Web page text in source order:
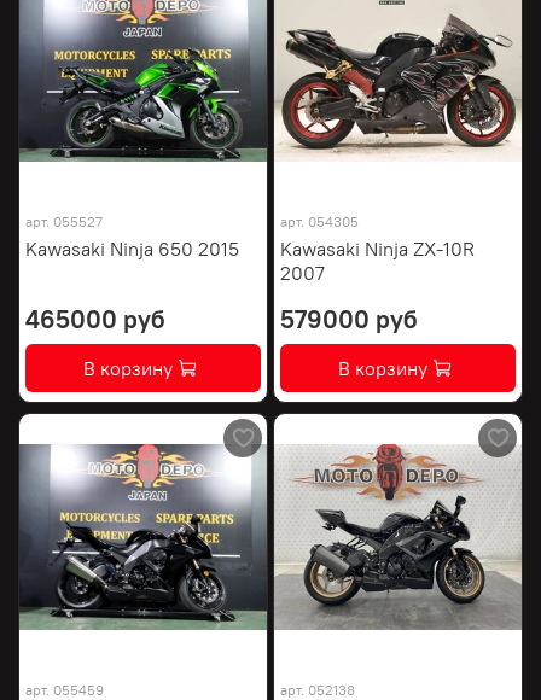
арт. 055527
Kawasaki Ninja 650 2015
465000 руб
В корзину
арт. 054305
Kawasaki Ninja ZX-10R
2007
579000 руб
В корзину
арт. 055459 арт. 052138